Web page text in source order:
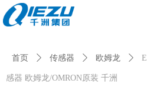
首页 ꄲ 传感器 ꄲ 欧姆龙 ꄲ
感器 欧姆龙/OMRON原装 千洲